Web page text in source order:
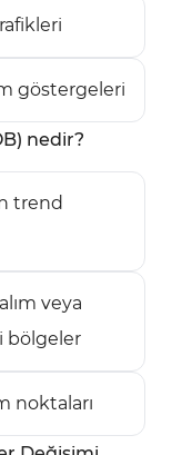
göstergeleri
nedir?
trend
veya
bölgeler
noktaları